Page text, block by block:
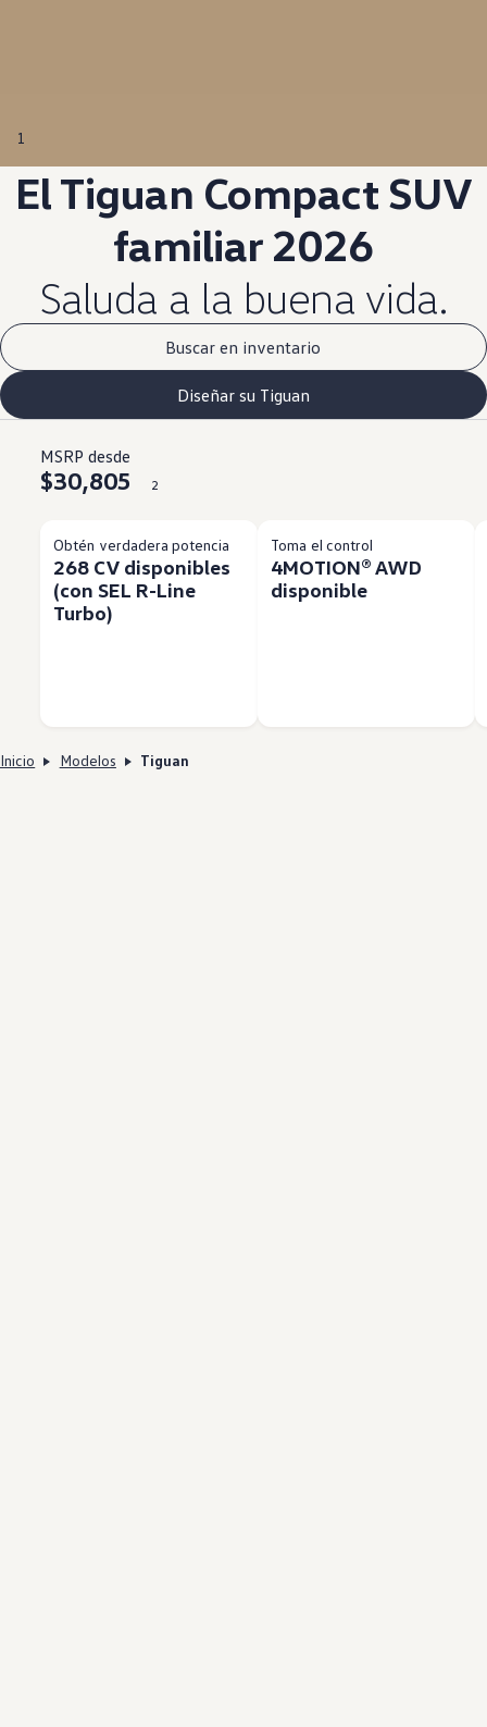
1
El Tiguan Compact SUV
familiar 2026
Saluda a la buena vida.
Buscar en inventario
Diseñar su Tiguan
MSRP desde
$30,805 2
Obtén verdadera potencia
268 CV disponibles
(con SEL R-Line
Turbo)
Toma el control
4MOTION® AWD
disponible
Inicio Modelos Tiguan